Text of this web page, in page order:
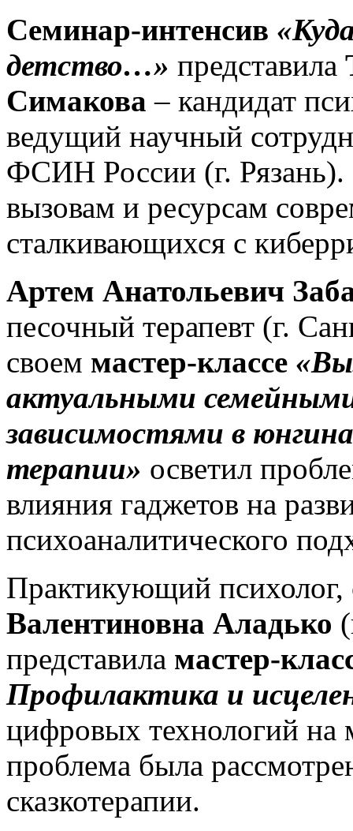
Семинар-интенсив
детство…» представила
Симакова – кандидат
ведущий научный
ФСИН России (г.
вызовам и ресурсам
сталкивающихся с
Артем Анатольевич
песочный терапевт (г.
своем мастер-классе
актуальными
зависимостями в
терапии» осветил
влияния гаджетов на
психоаналитического
Практикующий психолог,
Валентиновна Аладько
представила мастер-
Профилактика и
цифровых технологий
проблема была
сказкотерапии.